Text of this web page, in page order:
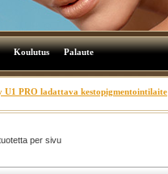
Koulutus Palaute
U1 PRO ladattava kestopigmentointilaite
per sivu